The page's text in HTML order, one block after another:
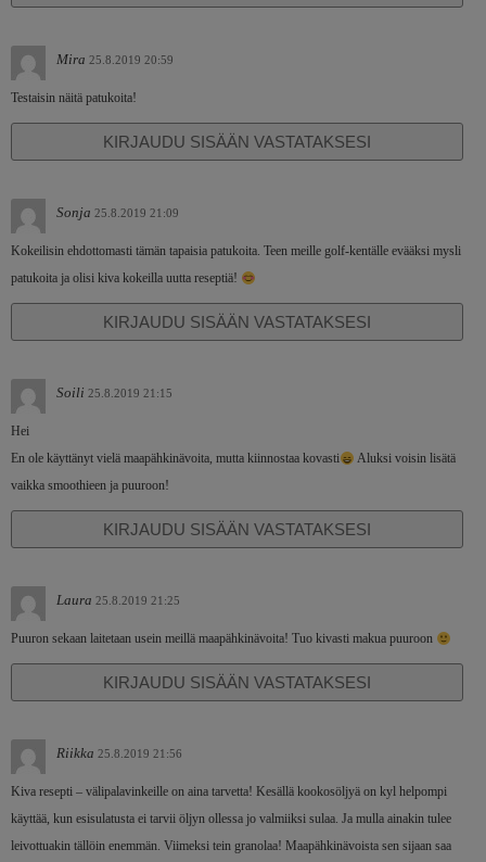
Mira 25.8.2019 20:59
Testaisin näitä patukoita!
KIRJAUDU SISÄÄN VASTATAKSESI
Sonja 25.8.2019 21:09
Kokeilisin ehdottomasti tämän tapaisia patukoita. Teen meille golf-kentälle evääksi mysli
patukoita ja olisi kiva kokeilla uutta reseptiä!
KIRJAUDU SISÄÄN VASTATAKSESI
Soili 25.8.2019 21:15
Hei
En ole käyttänyt vielä maapähkinävoita, mutta kiinnostaa kovasti
Aluksi voisin lisätä
vaikka smoothieen ja puuroon!
KIRJAUDU SISÄÄN VASTATAKSESI
Laura 25.8.2019 21:25
Puuron sekaan laitetaan usein meillä maapähkinävoita! Tuo kivasti makua puuroon
KIRJAUDU SISÄÄN VASTATAKSESI
Riikka 25.8.2019 21:56
Kiva resepti – välipalavinkeille on aina tarvetta! Kesällä kookosöljyä on kyl helpompi
käyttää, kun esisulatusta ei tarvii öljyn ollessa jo valmiiksi sulaa. Ja mulla ainakin tulee
leivottuakin tällöin enemmän. Viimeksi tein granolaa! Maapähkinävoista sen sijaan saa